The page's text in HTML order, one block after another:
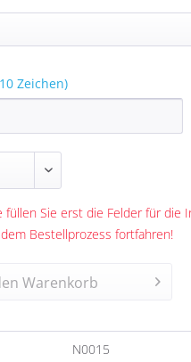
Zeichen)
füllen Sie erst die Felder für die
Bestellprozess fortfahren!
Warenkorb
N0015